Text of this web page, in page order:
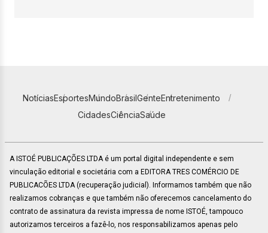
NotíciasEsportesMundoBrasilGenteEntretenimento
CidadesCiênciaSaúde
A ISTOÉ PUBLICAÇÕES LTDA é um portal digital independente e sem
vinculação editorial e societária com a EDITORA TRES COMÉRCIO DE
PUBLICACÕES LTDA (recuperação judicial). Informamos também que não
realizamos cobranças e que também não oferecemos cancelamento do
contrato de assinatura da revista impressa de nome ISTOÉ, tampouco
autorizamos terceiros a fazê-lo, nos responsabilizamos apenas pelo